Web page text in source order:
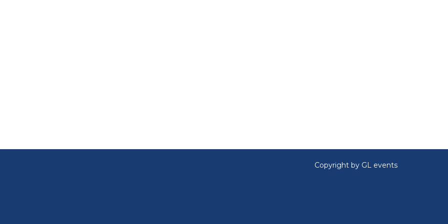
Copyright by GL events